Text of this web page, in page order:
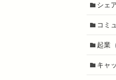
シェ
コミ
起業
キャ